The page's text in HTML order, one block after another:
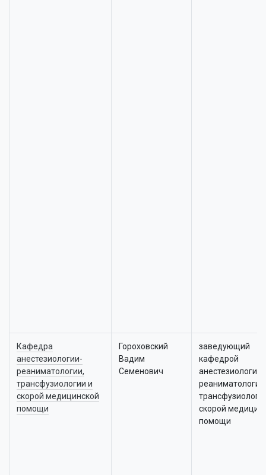
Кафедра
анестезиологии-
реаниматологии,
трансфузиологии и
скорой медицинской
помощи
Гороховский
Вадим
Семенович
заведующий
кафедрой
анестезиологии-
реаниматологии,
скорой
помощи